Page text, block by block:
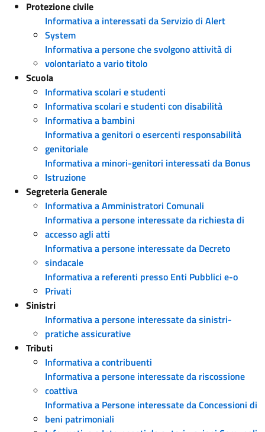
Protezione civile
Informativa a interessati da Servizio di Alert
System
Informativa a persone che svolgono attività di
volontariato a vario titolo
Scuola
Informativa scolari e studenti
Informativa scolari e studenti con disabilità
Informativa a bambini
Informativa a genitori o esercenti responsabilità
genitoriale
Informativa a minori-genitori interessati da Bonus
Istruzione
Segreteria Generale
Informativa a Amministratori Comunali
Informativa a persone interessate da richiesta di
accesso agli atti
Informativa a persone interessate da Decreto
sindacale
Informativa a referenti presso Enti Pubblici e-o
Privati
Sinistri
Informativa a persone interessate da sinistri-
pratiche assicurative
Tributi
Informativa a contribuenti
Informativa a persone interessate da riscossione
coattiva
Informativa a Persone interessate da Concessioni di
beni patrimoniali